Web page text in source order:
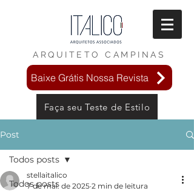
ARQUITETO CAMPINAS
Baixe Grátis Nossa Revista
Faça seu Teste de Estilo
Post
Todos posts
Todos posts
stellaitalico
7 de mai. de 2025 2 min de leitura